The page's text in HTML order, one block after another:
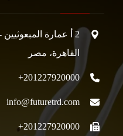
2 أ عمارة
‏القاهرة‏، ‏مصر
201227920000+
info@futuretrd.com
201227920000+